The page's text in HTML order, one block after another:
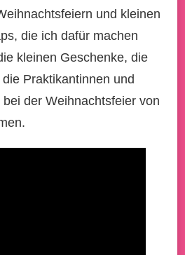
und kleinen
die ich dafür machen
kleinen Geschenke, die
Praktikantinnen und
der Weihnachtsfeier von